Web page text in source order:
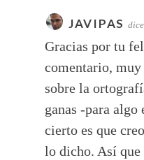
JAVIPAS
Gracias por tu
comentario,
sobre la
ganas -para
cierto es que
lo dicho. Así que